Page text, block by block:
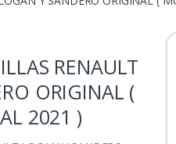
RENAULT
ORIGINAL (
2021 )